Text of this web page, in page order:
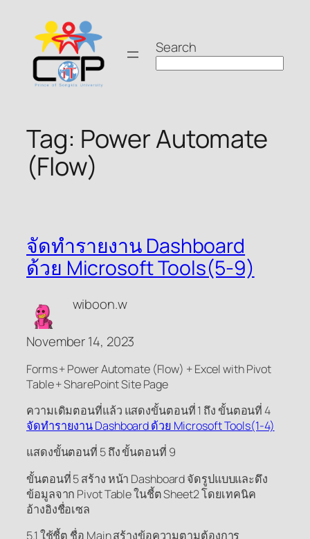
content
Search
Tag: Power Automate
(Flow)
จัดทำรายงาน Dashboard
ด้วย Microsoft Tools(5-9)
wiboon.w
November 14, 2023
Forms + Power Automate (Flow) + Excel with Pivot
Table + SharePoint Site Page
ความเดิมตอนที่แล้ว แสดงขั้นตอนที่ 1 ถึง ขั้นตอนที่ 4
จัดทำรายงาน Dashboard ด้วย Microsoft Tools(1-4)
แสดงขั้นตอนที่ 5 ถึง ขั้นตอนที่ 9
ขั้นตอนที่ 5 สร้าง หน้า Dashboard จัดรูปแบบและดึง
ข้อมูลจาก Pivot Table ในชี้ต Sheet2 โดยเทคนิค
อ้างอิงชื่อเซล
5.1 ใช้ชี้ต ชื่อ Main สร้างข้อความตามต้องการ